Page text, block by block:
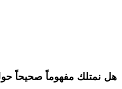
هل نمتلك مفهوماً صحيحاً